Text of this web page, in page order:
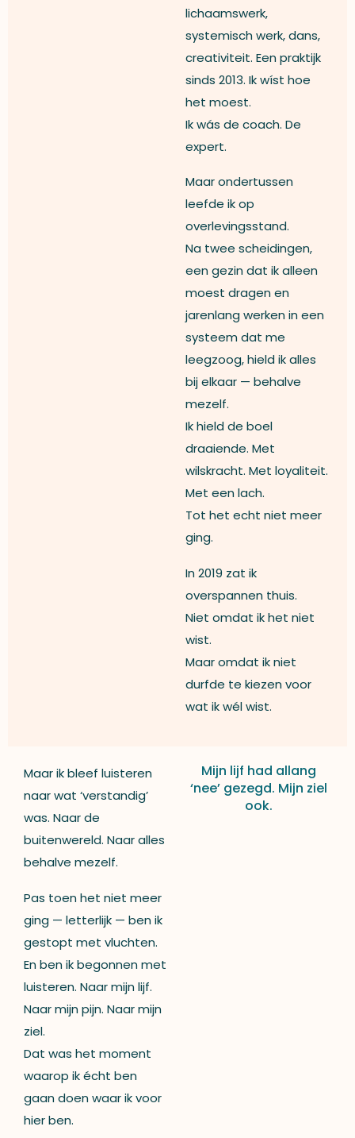
lichaamswerk,
systemisch werk, dans,
creativiteit. Een praktijk
sinds 2013. Ik wíst hoe
het moest.
Ik wás de coach. De
expert.
Maar ondertussen
leefde ik op
overlevingsstand.
Na twee scheidingen,
een gezin dat ik alleen
moest dragen en
jarenlang werken in een
systeem dat me
leegzoog, hield ik alles
bij elkaar — behalve
mezelf.
Ik hield de boel
draaiende. Met
wilskracht. Met loyaliteit.
Met een lach.
Tot het echt niet meer
ging.
In 2019 zat ik
overspannen thuis.
Niet omdat ik het niet
wist.
Maar omdat ik niet
durfde te kiezen voor
wat ik wél wist.
Mijn lijf had allang
‘nee’ gezegd. Mijn ziel
ook.
Maar ik bleef luisteren
naar wat ‘verstandig’
was. Naar de
buitenwereld. Naar alles
behalve mezelf.
Pas toen het niet meer
ging — letterlijk — ben ik
gestopt met vluchten.
En ben ik begonnen met
luisteren. Naar mijn lijf.
Naar mijn pijn. Naar mijn
ziel.
Dat was het moment
waarop ik écht ben
gaan doen waar ik voor
hier ben.